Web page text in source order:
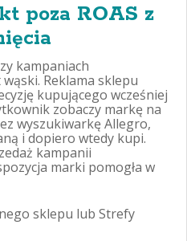
poza ROAS z
kampaniach
Reklama sklepu
kupującego wcześniej
zobaczy markę na
wyszukiwarkę Allegro,
i dopiero wtedy kupi.
kampanii
marki pomogła w
sklepu lub Strefy